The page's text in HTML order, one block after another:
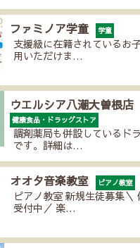
ファミノア学童 学童
支援級に在籍されているお
用いただけま…
ウエルシア八潮大曽根店
健康食品・ドラッグストア
調剤薬局も併設しているド
です。詳細は…
オオタ音楽教室 ピアノ教室
ピアノ教室 新規生徒募集＼
受付中／ 楽…